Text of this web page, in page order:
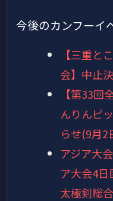
今後のカンフーイ
【三重と
会】中止
【第33回
んりんピ
らせ(9月2
アジア大
ア大会4日
太極剣総